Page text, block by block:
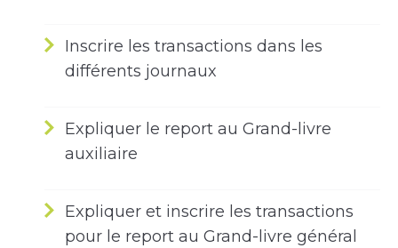
Inscrire les transactions dans les
différents journaux
Expliquer le report au Grand-livre
auxiliaire
Expliquer et inscrire les transactions
pour le report au Grand-livre général